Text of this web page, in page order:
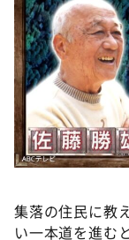
ＬＩＦＥ～
新婚さんい
ポツンと一
ザキ山小屋
ぺこぱのま
アナ回覧板
集落の住民に教
い一本道を進む